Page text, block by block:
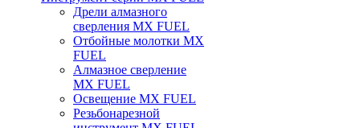
Дрели алмазного
сверления MX FUEL
Отбойные молотки MX
FUEL
Алмазное сверление
MX FUEL
Освещение MX FUEL
Резьбонарезной